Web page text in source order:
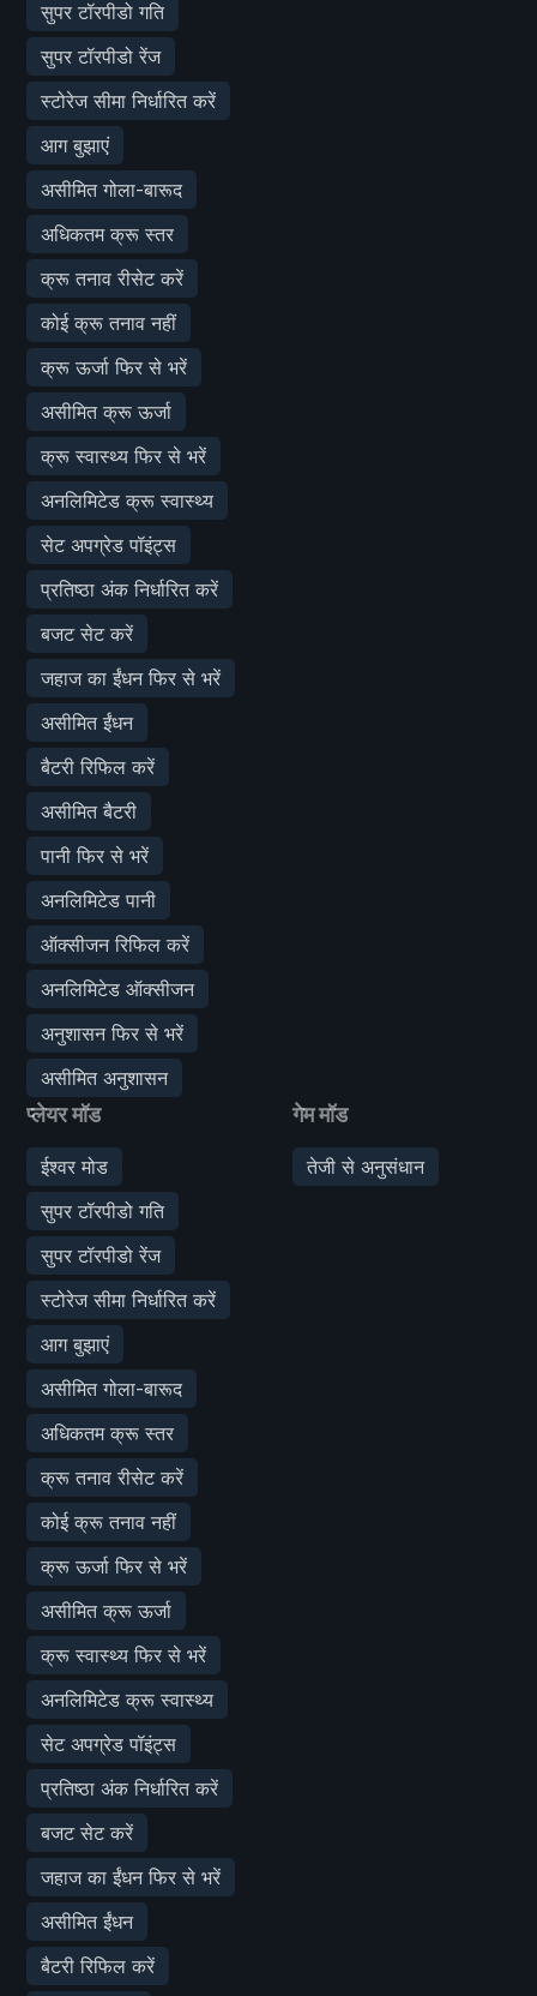
सुपर टॉरपीडो गति
सुपर टॉरपीडो रेंज
स्टोरेज सीमा निर्धारित करें
आग बुझाएं
असीमित गोला-बारूद
अधिकतम क्रू स्तर
क्रू तनाव रीसेट करें
कोई क्रू तनाव नहीं
क्रू ऊर्जा फिर से भरें
असीमित क्रू ऊर्जा
क्रू स्वास्थ्य फिर से भरें
अनलिमिटेड क्रू स्वास्थ्य
सेट अपग्रेड पॉइंट्स
प्रतिष्ठा अंक निर्धारित करें
बजट सेट करें
जहाज का ईंधन फिर से भरें
असीमित ईंधन
बैटरी रिफिल करें
असीमित बैटरी
पानी फिर से भरें
अनलिमिटेड पानी
ऑक्सीजन रिफिल करें
अनलिमिटेड ऑक्सीजन
अनुशासन फिर से भरें
असीमित अनुशासन
प्लेयर मॉड
ईश्वर मोड
सुपर टॉरपीडो गति
सुपर टॉरपीडो रेंज
स्टोरेज सीमा निर्धारित करें
आग बुझाएं
असीमित गोला-बारूद
अधिकतम क्रू स्तर
क्रू तनाव रीसेट करें
कोई क्रू तनाव नहीं
क्रू ऊर्जा फिर से भरें
असीमित क्रू ऊर्जा
क्रू स्वास्थ्य फिर से भरें
अनलिमिटेड क्रू स्वास्थ्य
सेट अपग्रेड पॉइंट्स
प्रतिष्ठा अंक निर्धारित करें
बजट सेट करें
जहाज का ईंधन फिर से भरें
असीमित ईंधन
बैटरी रिफिल करें
गेम मॉड
तेजी से अनुसंधान